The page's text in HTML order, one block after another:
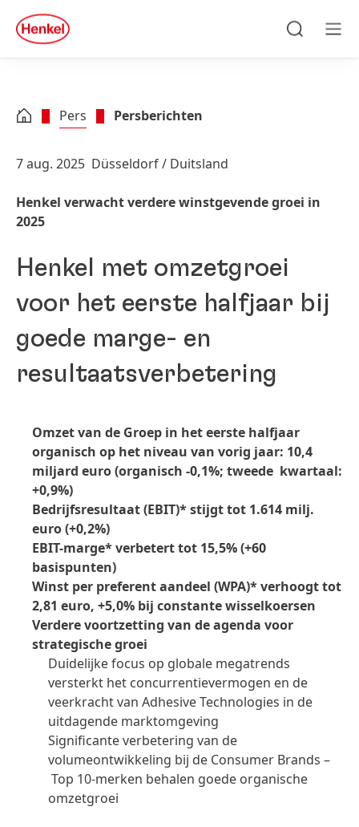
Skip to footer
quick
search
Pers Persberichten
7 aug. 2025 Düsseldorf / Duitsland
Henkel verwacht verdere winstgevende groei in
2025
Henkel met omzetgroei
voor het eerste halfjaar bij
goede marge- en
resultaatsverbetering
Omzet van de Groep in het eerste halfjaar
organisch op het niveau van vorig jaar: 10,4
miljard euro(organisch -0,1%; tweede kwartaal:
+0,9%)
Bedrijfsresultaat(EBIT)* stijgt tot 1.614 milj.
euro(+0,2%)
EBIT-marge* verbetert tot 15,5%(+60
basispunten)
Winst per preferent aandeel (WPA)* verhoogt tot
2,81 euro, +5,0% bij constante wisselkoersen
Verdere voortzetting van de agenda voor
strategische groei
Duidelijke focus op globale megatrends
versterkt het concurrentievermogen en de
veerkracht van Adhesive Technologies in de
uitdagende marktomgeving
Significante verbetering van de
volumeontwikkeling bij de Consumer Brands –
Top 10-merken behalen goede organische
omzetgroei